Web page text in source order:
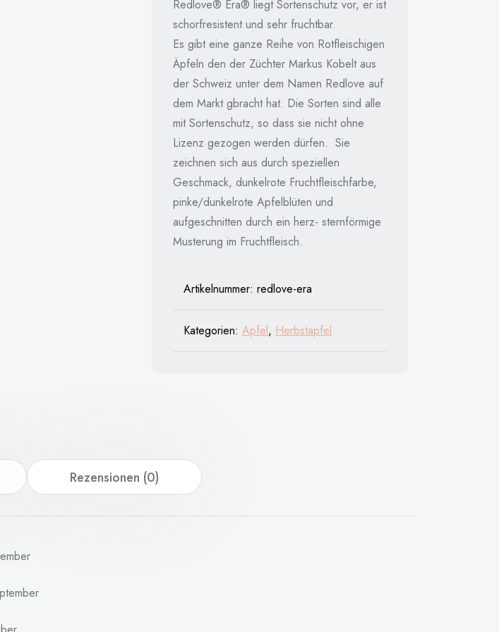
Redlove® Era® liegt Sortenschutz vor, er ist
schorfresistent und sehr fruchtbar.
Es gibt eine ganze Reihe von Rotfleischigen
Äpfeln den der Züchter Markus Kobelt aus
der Schweiz unter dem Namen Redlove auf
dem Markt gbracht hat. Die Sorten sind alle
mit Sortenschutz, so dass sie nicht ohne
Lizenz gezogen werden dürfen. Sie
zeichnen sich aus durch speziellen
Geschmack, dunkelrote Fruchtfleischfarbe,
pinke/dunkelrote Apfelblüten und
aufgeschnitten durch ein herz- sternförmige
Musterung im Fruchtfleisch.
Artikelnummer:redlove-era
Kategorien:Apfel, Herbstapfel
Rezensionen (0)